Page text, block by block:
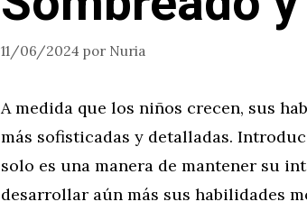
11/06/2024 por Nuria
A medida que los niños crecen, sus
más sofisticadas y detalladas.
solo es una manera de mantener su
desarrollar aún más sus habilidades